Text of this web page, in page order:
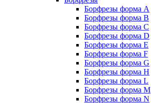
Борфрезы форма A
Борфрезы форма B
Борфрезы форма C
Борфрезы форма D
Борфрезы форма E
Борфрезы форма F
Борфрезы форма G
Борфрезы форма H
Борфрезы форма L
Борфрезы форма M
Борфрезы форма N